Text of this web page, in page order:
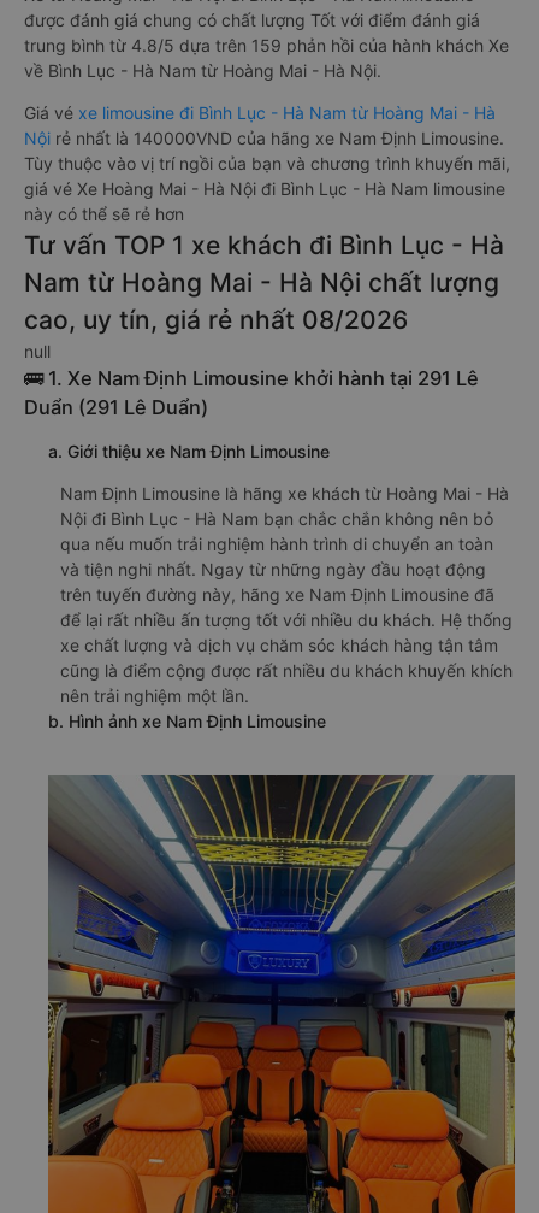
được đánh giá chung có chất lượng Tốt với điểm đánh giá
trung bình từ 4.8/5 dựa trên 159 phản hồi của hành khách Xe
về Bình Lục - Hà Nam từ Hoàng Mai - Hà Nội.
Giá vé xe limousine đi Bình Lục - Hà Nam từ Hoàng Mai - Hà
Nội rẻ nhất là 140000VND của hãng xe Nam Định Limousine.
Tùy thuộc vào vị trí ngồi của bạn và chương trình khuyến mãi,
giá vé Xe Hoàng Mai - Hà Nội đi Bình Lục - Hà Nam limousine
này có thể sẽ rẻ hơn
Tư vấn TOP 1 xe khách đi Bình Lục - Hà
Nam từ Hoàng Mai - Hà Nội chất lượng
cao, uy tín, giá rẻ nhất 08/2026
null
🚌 1. Xe Nam Định Limousine khởi hành tại 291 Lê
Duẩn (291 Lê Duẩn)
a. Giới thiệu xe Nam Định Limousine
Nam Định Limousine là hãng xe khách từ Hoàng Mai - Hà
Nội đi Bình Lục - Hà Nam bạn chắc chắn không nên bỏ
qua nếu muốn trải nghiệm hành trình di chuyển an toàn
và tiện nghi nhất. Ngay từ những ngày đầu hoạt động
trên tuyến đường này, hãng xe Nam Định Limousine đã
để lại rất nhiều ấn tượng tốt với nhiều du khách. Hệ thống
xe chất lượng và dịch vụ chăm sóc khách hàng tận tâm
cũng là điểm cộng được rất nhiều du khách khuyến khích
nên trải nghiệm một lần.
b. Hình ảnh xe Nam Định Limousine